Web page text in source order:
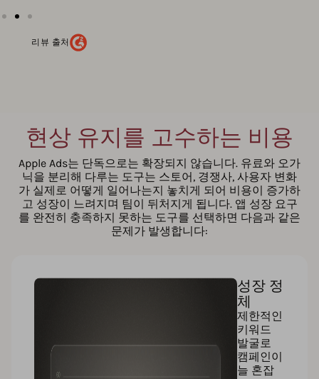
리뷰 출처
현상 유지를 고수하는 비용
Apple Ads는 단독으로는 확장되지 않습니다. 유료와 오가
닉을 분리해 다루는 도구는 스토어, 경쟁사, 사용자 변화
가 실제로 어떻게 일어나는지 놓치게 되어 비용이 증가하
고 성장이 느려지며 팀이 뒤처지게 됩니다. 앱 성장 요구
를 완전히 충족하지 못하는 도구를 선택하면 다음과 같은
문제가 발생합니다:
성장 정
체
제한적인
키워드
발굴로
캠페인이
늘 혼잡